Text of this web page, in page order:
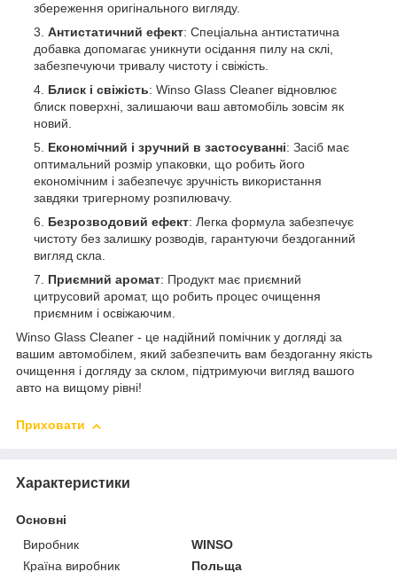
збереження оригінального вигляду.
Антистатичний ефект: Спеціальна антистатична
добавка допомагає уникнути осідання пилу на склі,
забезпечуючи тривалу чистоту і свіжість.
Блиск і свіжість: Winso Glass Cleaner відновлює
блиск поверхні, залишаючи ваш автомобіль зовсім як
новий.
Економічний і зручний в застосуванні: Засіб має
оптимальний розмір упаковки, що робить його
економічним і забезпечує зручність використання
завдяки тригерному розпилювачу.
Безрозводовий ефект: Легка формула забезпечує
чистоту без залишку розводів, гарантуючи бездоганний
вигляд скла.
Приємний аромат: Продукт має приємний
цитрусовий аромат, що робить процес очищення
приємним і освіжаючим.
Winso Glass Cleaner - це надійний помічник у догляді за
вашим автомобілем, який забезпечить вам бездоганну якість
очищення і догляду за склом, підтримуючи вигляд вашого
авто на вищому рівні!
Приховати
Характеристики
Основні
Виробник
WINSO
Країна виробник
Польща